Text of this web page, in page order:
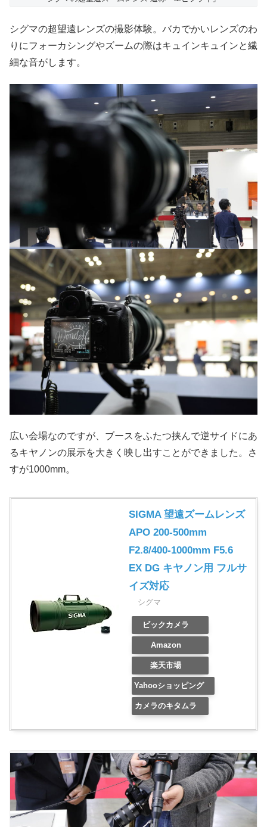
シグマの超望遠レンズの撮影体験。バカでかいレンズのわ
りにフォーカシングやズームの際はキュインキュインと繊
細な音がします。
広い会場なのですが、ブースをふたつ挟んで逆サイドにあ
るキヤノンの展示を大きく映し出すことができました。さ
すが1000mm。
SIGMA 望遠ズームレンズ
APO 200-500mm
F2.8/400-1000mm F5.6
EX DG キヤノン用 フルサ
イズ対応
シグマ
ビックカメラ
Amazon
楽天市場
Yahooショッピング
カメラのキタムラ